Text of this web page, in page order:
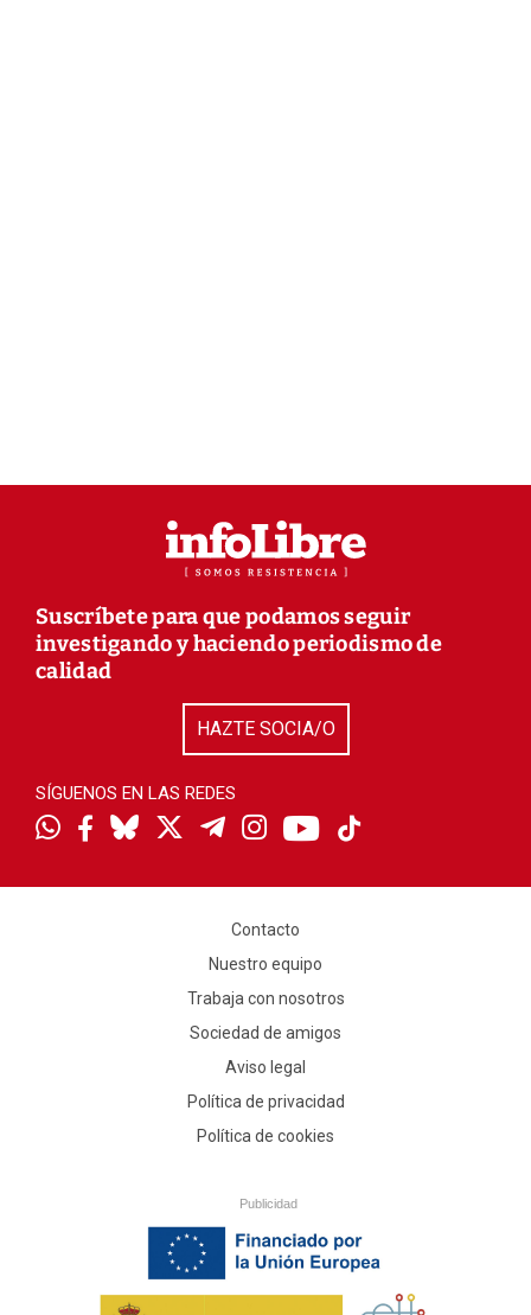
Suscríbete para que podamos seguir
investigando y haciendo periodismo de
calidad
HAZTE SOCIA/O
SÍGUENOS EN LAS REDES
Contacto
Nuestro equipo
Trabaja con nosotros
Sociedad de amigos
Aviso legal
Política de privacidad
Política de cookies
Publicidad